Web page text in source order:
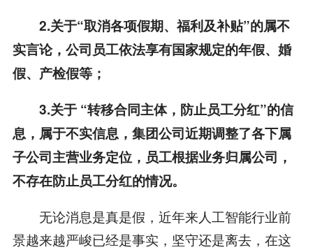
2.关于“取消各项假期、福利及补贴”的属不
实言论，公司员工依法享有国家规定的年假、婚
假、产检假等；
3.关于 “转移合同主体，防止员工分红”的信
息，属于不实信息，集团公司近期调整了各下属
子公司主营业务定位，员工根据业务归属公司，
不存在防止员工分红的情况。
无论消息是真是假，近年来人工智能行业前
景越来越严峻已经是事实，坚守还是离去，在这